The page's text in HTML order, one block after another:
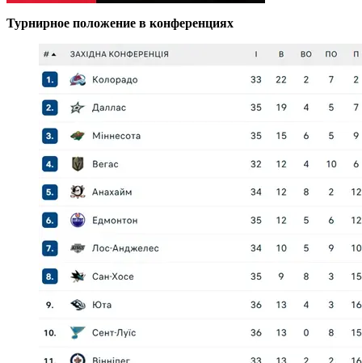
Турнирное положение в конференциях